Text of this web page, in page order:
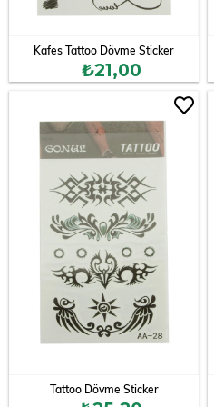
Kafes Tattoo Dövme Sticker
₺21,00
Tattoo Dövme Sticker